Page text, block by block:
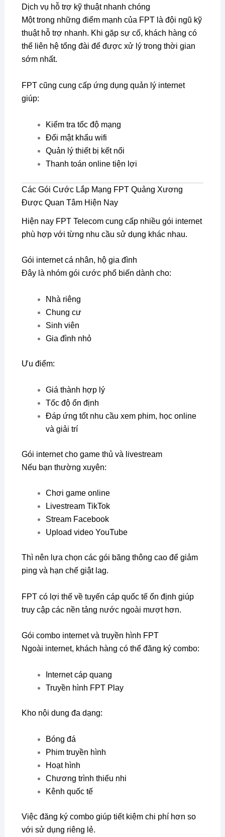
Dịch vụ hỗ trợ kỹ thuật nhanh chóng
Một trong những điểm mạnh của FPT là đội ngũ kỹ
thuật hỗ trợ nhanh. Khi gặp sự cố, khách hàng có
thể liên hệ tổng đài để được xử lý trong thời gian
sớm nhất.
FPT cũng cung cấp ứng dụng quản lý internet
giúp:
Kiểm tra tốc độ mạng
Đổi mật khẩu wifi
Quản lý thiết bị kết nối
Thanh toán online tiện lợi
Các Gói Cước Lắp Mạng FPT Quảng Xương
Được Quan Tâm Hiện Nay
Hiện nay FPT Telecom cung cấp nhiều gói internet
phù hợp với từng nhu cầu sử dụng khác nhau.
Gói internet cá nhân, hộ gia đình
Đây là nhóm gói cước phổ biến dành cho:
Nhà riêng
Chung cư
Sinh viên
Gia đình nhỏ
Ưu điểm:
Giá thành hợp lý
Tốc độ ổn định
Đáp ứng tốt nhu cầu xem phim, học online
và giải trí
Gói internet cho game thủ và livestream
Nếu bạn thường xuyên:
Chơi game online
Livestream TikTok
Stream Facebook
Upload video YouTube
Thì nên lựa chọn các gói băng thông cao để giảm
ping và hạn chế giật lag.
FPT có lợi thế về tuyến cáp quốc tế ổn định giúp
truy cập các nền tảng nước ngoài mượt hơn.
Gói combo internet và truyền hình FPT
Ngoài internet, khách hàng có thể đăng ký combo:
Internet cáp quang
Truyền hình FPT Play
Kho nội dung đa dạng:
Bóng đá
Phim truyền hình
Hoạt hình
Chương trình thiếu nhi
Kênh quốc tế
Việc đăng ký combo giúp tiết kiệm chi phí hơn so
với sử dụng riêng lẻ.